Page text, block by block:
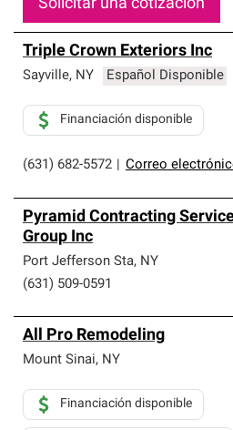
Solicitar una cotización
Triple Crown Exteriors Inc
Sayville, NY Español Disponible
(631) 682-5572 Correo
Financiación disponible
Pyramid Contracting
Group Inc
Port Jefferson Sta, NY
(631) 509-0591
All Pro Remodeling
Mount Sinai, NY
Financiación disponible